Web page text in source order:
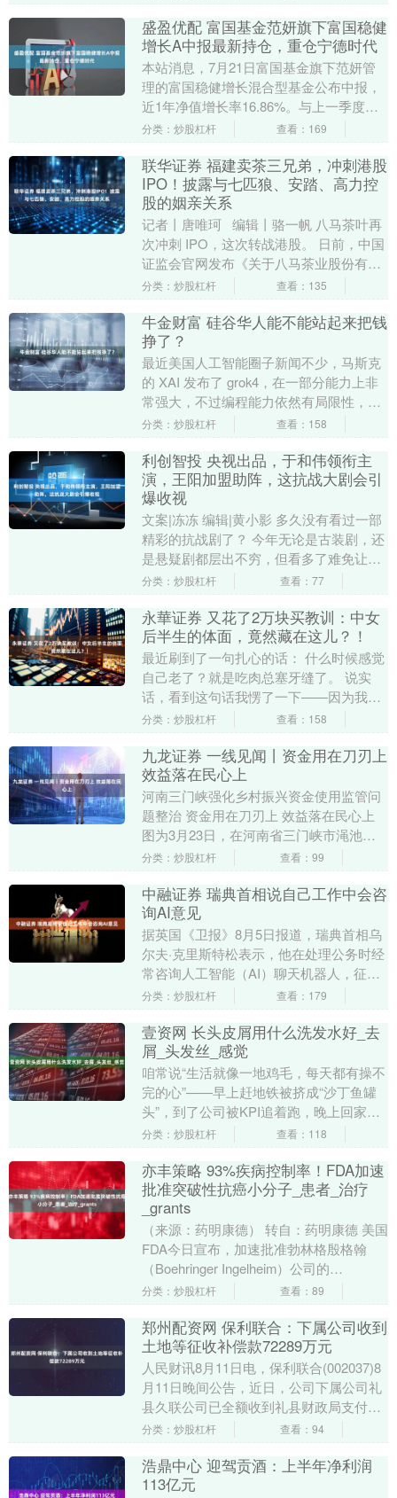
盛盈优配 富国基金范妍旗下富国稳健
增长A中报最新持仓，重仓宁德时代
本站消息，7月21日富国基金旗下范妍管
理的富国稳健增长混合型基金公布中报，
近1年净值增长率16.86%。与上一季度相
比，该基金前十大重仓股新增中航高科，
分类：炒股杠杆 查看：169
联华证券 福建卖茶三兄弟，冲刺港股
IPO！披露与七匹狼、安踏、高力控
股的姻亲关系
记者丨唐唯珂 编辑丨骆一帆 八马茶叶再
次冲刺 IPO，这次转战港股。 日前，中国
证监会官网发布《关于八马茶业股份有限
公司境外发行上市及境内未上市股份"全流
分类：炒股杠杆 查看：135
牛金财富 硅谷华人能不能站起来把钱
挣了？
最近美国人工智能圈子新闻不少，马斯克
的 XAI 发布了 grok4，在一部分能力上非
常强大，不过编程能力依然有局限性，写
作能力甚至出现了一点倒退；meta 的人....
分类：炒股杠杆 查看：158
利创智投 央视出品，于和伟领衔主
演，王阳加盟助阵，这抗战大剧会引
爆收视
文案|冻冻 编辑|黄小影 多久没有看过一部
精彩的抗战剧了？ 今年无论是古装剧，还
是悬疑剧都层出不穷，但看多了难免让人
觉得乏味。 而待播片单中有一类题材极具
分类：炒股杠杆 查看：77
永華证券 又花了2万块买教训：中女
后半生的体面，竟然藏在这儿？！
最近刷到了一句扎心的话： 什么时候感觉
自己老了？就是吃肉总塞牙缝了。 说实
话，看到这句话我愣了一下——因为我也
开始这样了� � 老粉都知道，我在牙上一
分类：炒股杠杆 查看：158
九龙证券 一线见闻丨资金用在刀刃上
效益落在民心上
河南三门峡强化乡村振兴资金使用监管问
题整治 资金用在刀刃上 效益落在民心上
图为3月23日，在河南省三门峡市渑池县
乡村振兴产业示范园，该县纪检监察干部
分类：炒股杠杆 查看：99
中融证券 瑞典首相说自己工作中会咨
询AI意见
据英国《卫报》8月5日报道，瑞典首相乌
尔夫·克里斯特松表示，他在处理公务时经
常咨询人工智能（AI）聊天机器人，征求
形成观点时的“第二意见”，此番言论引发
分类：炒股杠杆 查看：179
壹资网 长头皮屑用什么洗发水好_去
屑_头发丝_感觉
咱常说“生活就像一地鸡毛，每天都有操不
完的心”——早上赶地铁被挤成“沙丁鱼罐
头”，到了公司被KPI追着跑，晚上回家还
得辅导孩子作业，连头发丝儿都跟着闹
分类：炒股杠杆 查看：118
亦丰策略 93%疾病控制率！FDA加速
批准突破性抗癌小分子_患者_治疗
_grants
（来源：药明康德） 转自：药明康德 美国
FDA今日宣布，加速批准勃林格殷格翰
（Boehringer Ingelheim）公司的
Hernexeos（zongert....
分类：炒股杠杆 查看：89
郑州配资网 保利联合：下属公司收到
土地等征收补偿款72289万元
人民财讯8月11日电，保利联合(002037)8
月11日晚间公告，近日，公司下属公司礼
县久联公司已全额收到礼县财政局支付的
土地等征收补偿款722.89万元。此次....
分类：炒股杠杆 查看：94
浩鼎中心 迎驾贡酒：上半年净利润
113亿元